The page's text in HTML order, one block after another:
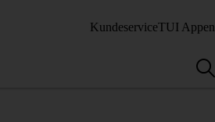
KundeserviceTUI Appen